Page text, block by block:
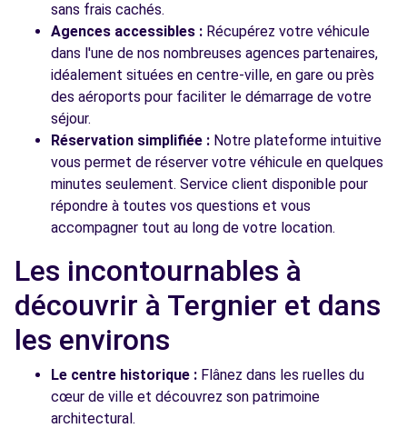
sans frais cachés.
Agences accessibles : Récupérez votre véhicule
dans l'une de nos nombreuses agences partenaires,
idéalement situées en centre-ville, en gare ou près
des aéroports pour faciliter le démarrage de votre
séjour.
Réservation simplifiée : Notre plateforme intuitive
vous permet de réserver votre véhicule en quelques
minutes seulement. Service client disponible pour
répondre à toutes vos questions et vous
accompagner tout au long de votre location.
Les incontournables à
découvrir à Tergnier et dans
les environs
Le centre historique : Flânez dans les ruelles du
cœur de ville et découvrez son patrimoine
architectural.